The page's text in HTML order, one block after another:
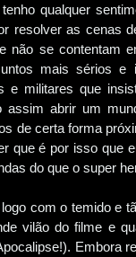
qualquer
resolver as cenas
não se contentam
mais sérios e
e militares que
assim abrir um
de certa forma
que é por isso que
do que o super
com o temido e
vilão do filme e
Embora